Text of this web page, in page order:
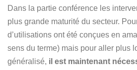
Dans la partie conférence les
plus grande maturité du secteur.
d’utilisations ont été conçues en
sens du terme) mais pour aller plus
généralisé, il est maintenant